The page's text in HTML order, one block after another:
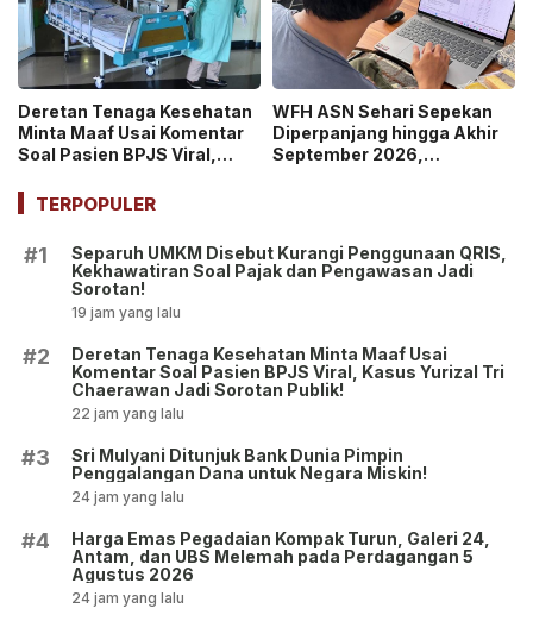
Deretan Tenaga Kesehatan
Minta Maaf Usai Komentar
Soal Pasien BPJS Viral,
Chaerawan Jadi Sorotan
Publik!
WFH ASN Sehari Sepekan
Diperpanjang hingga Akhir
September 2026,
TERPOPULER
#1
Separuh UMKM Disebut Kurangi Penggunaan QRIS,
Kekhawatiran Soal Pajak dan Pengawasan Jadi
Sorotan!
19 jam yang lalu
#2
Deretan Tenaga Kesehatan Minta Maaf Usai
Komentar Soal Pasien BPJS Viral, Kasus Yurizal Tri
Chaerawan Jadi Sorotan Publik!
22 jam yang lalu
#3
Sri Mulyani Ditunjuk Bank Dunia Pimpin
Penggalangan Dana untuk Negara Miskin!
24 jam yang lalu
#4
Harga Emas Pegadaian Kompak Turun, Galeri 24,
Antam, dan UBS Melemah pada Perdagangan 5
Agustus 2026
24 jam yang lalu